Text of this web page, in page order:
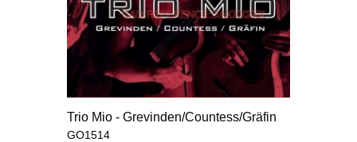
Trio Mio - Grevinden/Countess/Gräfin
GO1514